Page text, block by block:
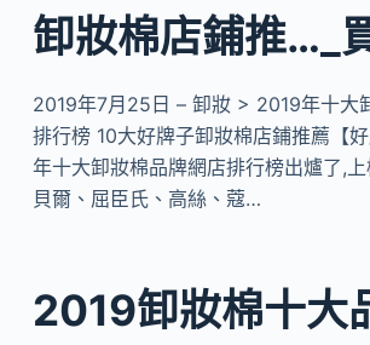
卸妝棉店鋪推…_
2019年7月25日 – 卸妝 > 2019年十大
排行榜 10大好牌子卸妝棉店鋪推薦【
年十大卸妝棉品牌網店排行榜出爐了,
貝爾、屈臣氏、高絲、蔻…
2019卸妝棉十大